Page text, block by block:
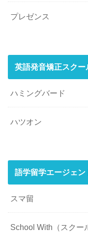
プレゼンス
英語発音矯正スクー
ハミングバード
ハツオン
語学留学エージェン
スマ留
School With（スクー